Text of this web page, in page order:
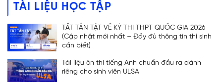
TÀI LIỆU HỌC TẬP
TẤT TẦN TẬT VỀ KỲ THI THPT QUỐC GIA 2026
(Cập nhật mới nhất – Đầy đủ thông tin thí sinh
cần biết)
Tài liệu ôn thi tiếng Anh chuẩn đầu ra dành
riêng cho sinh viên ULSA